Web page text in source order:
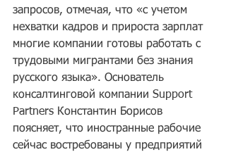
запросов, отмечая, что «с учетом
нехватки кадров и прироста зарплат
многие компании готовы работать с
трудовыми мигрантами без знания
русского языка». Основатель
консалтинговой компании Support
Partners Константин Борисов
поясняет, что иностранные рабочие
сейчас востребованы у предприятий